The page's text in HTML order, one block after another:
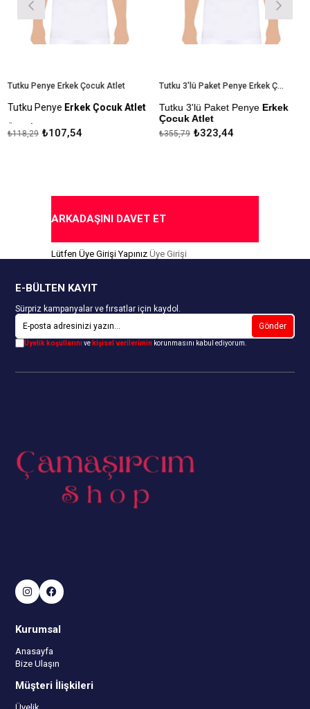
Tutku Penye Erkek Çocuk Atlet
Tutku PenyeErkek Çocuk Atlet
Ürün İçeriği: %100 Pamuk
₺107,54
₺118,29
Tutku 3'lü Paket Penye Erkek Çocuk Atlet
Tutku 3'lü Paket PenyeErkek
Çocuk Atlet
Ürün İçeriği: %100 Pamuk
₺323,44
₺355,79
ARKADAŞINI DAVET ET
Lütfen Üye Girişi Yapınız Üye Girişi
E-BÜLTEN KAYIT
Sürpriz kampanyalar ve fırsatlar için kaydol.
Gönder
Üyelik koşullarınıve kişisel verilerimin korunmasını kabul ediyorum.
Kurumsal
Anasayfa
Bize Ulaşın
Müşteri İlişkileri